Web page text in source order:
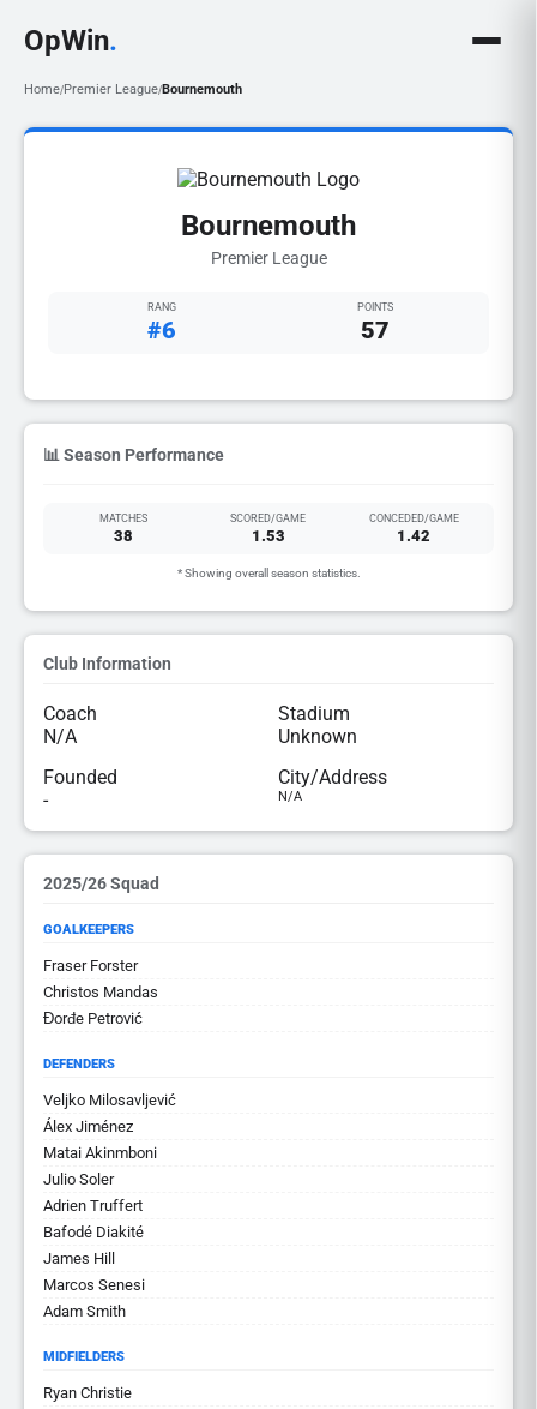
OpWin.
Home/Premier League/Bournemouth
Bournemouth
Premier League
RANG
#6
POINTS
57
📊 Season Performance
MATCHES
38
SCORED/GAME
1.53
CONCEDED/GAME
1.42
* Showing overall season statistics.
Club Information
Coach
N/A
Stadium
Unknown
Founded
-
City/Address
N/A
2025/26 Squad
GOALKEEPERS
Fraser Forster
Christos Mandas
Đorđe Petrović
DEFENDERS
Veljko Milosavljević
Álex Jiménez
Matai Akinmboni
Julio Soler
Adrien Truffert
Bafodé Diakité
James Hill
Marcos Senesi
Adam Smith
MIDFIELDERS
Ryan Christie